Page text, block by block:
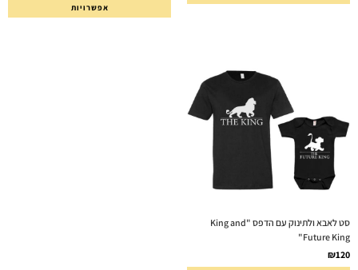
אפשרויות
סט לאבא ולתינוק עם הדפס "King and
Future King"
₪120